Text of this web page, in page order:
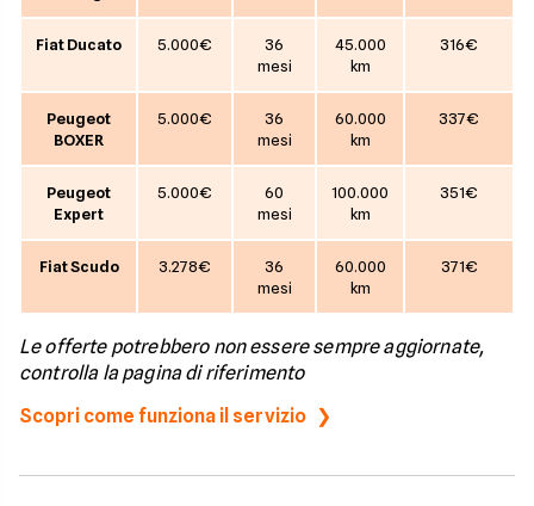
Fiat Ducato 5.000€
36
mesi
45.000
km
316€
Peugeot
BOXER
5.000€
36
mesi
60.000
km
337€
Peugeot
Expert
5.000€
60
mesi
100.000
km
351€
Fiat Scudo 3.278€
36
mesi
60.000
km
371€
Le offerte potrebbero non essere sempre aggiornate,
controlla la pagina di riferimento
Scopri come funziona il servizio